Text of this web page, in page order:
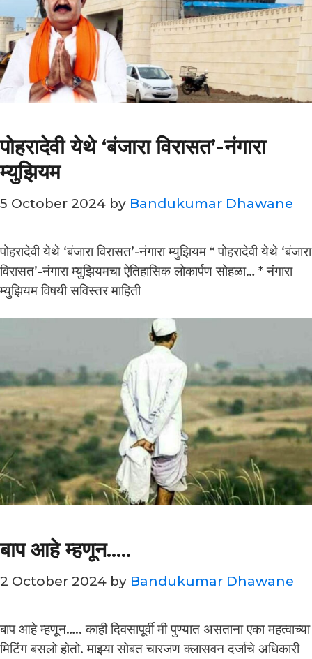
पोहरादेवी येथे ‘बंजारा विरासत’-नंगारा
म्युझियम
5 October 2024 by Bandukumar Dhawane
पोहरादेवी येथे ‘बंजारा विरासत’-नंगारा म्युझियम * पोहरादेवी येथे ‘बंजारा
विरासत’-नंगारा म्युझियमचा ऐतिहासिक लोकार्पण सोहळा… * नंगारा
म्युझियम विषयी सविस्तर माहिती
बाप आहे म्हणून…..
2 October 2024 by Bandukumar Dhawane
बाप आहे म्हणून….. काही दिवसापूर्वी मी पुण्यात असताना एका महत्वाच्या
मिटिंग बसलो होतो. माझ्या सोबत चारजण क्लासवन दर्जाचे अधिकारी